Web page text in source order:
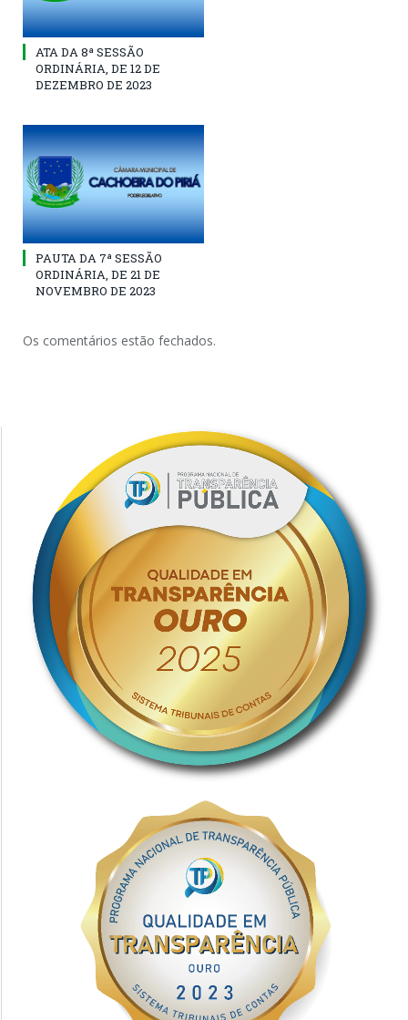
ATA DA 8ª SESSÃO
ORDINÁRIA, DE 12 DE
DEZEMBRO DE 2023
PAUTA DA 7ª SESSÃO
ORDINÁRIA, DE 21 DE
NOVEMBRO DE 2023
Os comentários estão fechados.